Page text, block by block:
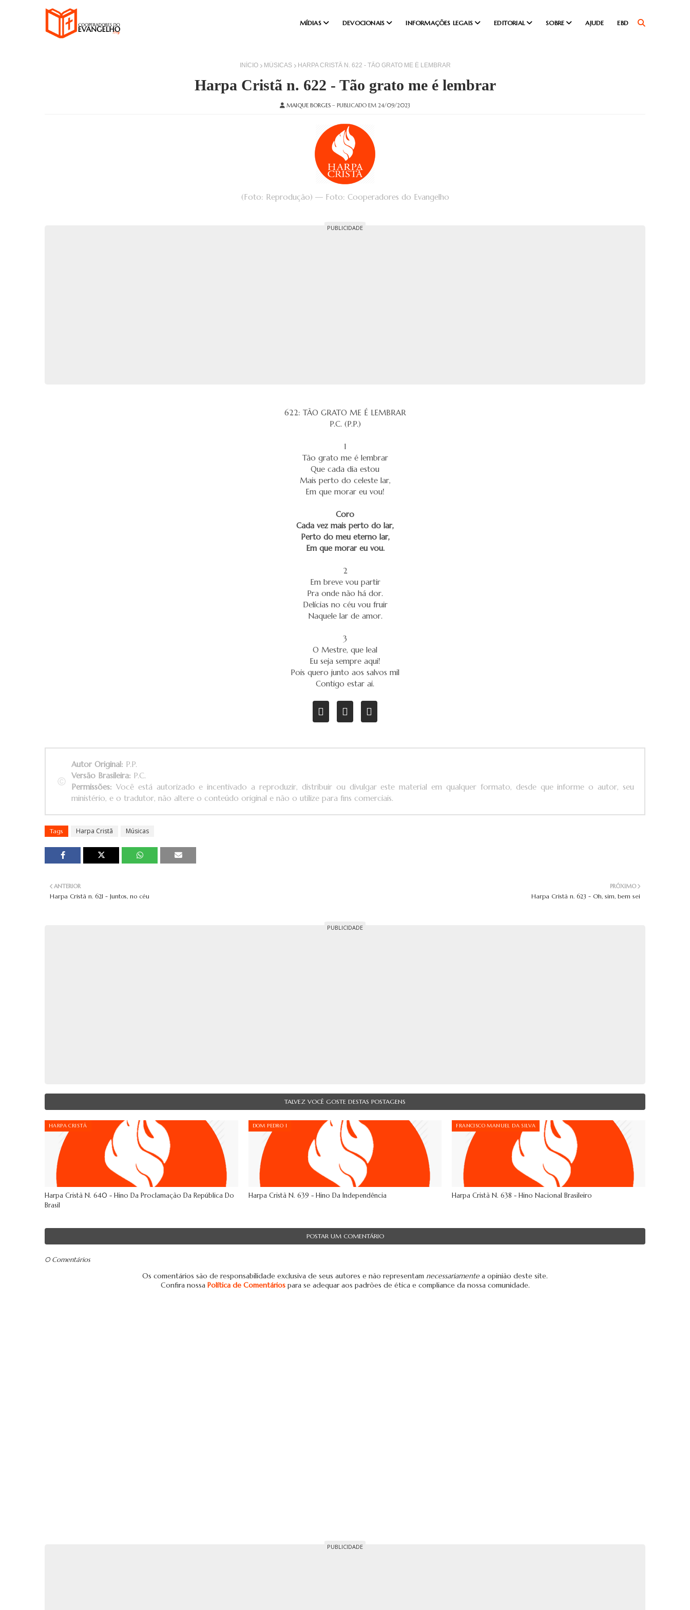
MÍDIAS DEVOCIONAIS INFORMAÇÕES LEGAIS EDITORIAL SOBRE AJUDE EBD
INÍCIO MÚSICAS HARPA CRISTÃ N. 622 - TÃO GRATO ME É LEMBRAR
Harpa Cristã n. 622 - Tão grato me é lembrar
MAIQUE BORGES – PUBLICADO EM 24/09/2023
(Foto: Reprodução) — Foto: Cooperadores do Evangelho
622: TÃO GRATO ME É LEMBRAR
P.C. (P.P.)
1
Tão grato me é lembrar
Que cada dia estou
Mais perto do celeste lar,
Em que morar eu vou!
Coro
Cada vez mais perto do lar,
Perto do meu eterno lar,
Em que morar eu vou.
2
Em breve vou partir
Pra onde não há dor.
Delícias no céu vou fruir
Naquele lar de amor.
3
O Mestre, que leal
Eu seja sempre aqui!
Pois quero junto aos salvos mil
Contigo estar ai.
Autor Original: P.P.
Versão Brasileira: P.C.
Permissões: Você está autorizado e incentivado a reproduzir, distribuir ou divulgar este material em qualquer formato, desde que informe o autor, seu
ministério, e o tradutor, não altere o conteúdo original e não o utilize para fins comerciais.
Tags Harpa Cristã Músicas
PRÓXIMO
Harpa Cristã n. 623 - Oh, sim, bem sei
ANTERIOR
Harpa Cristã n. 621 - Juntos, no céu
TALVEZ VOCÊ GOSTE DESTAS POSTAGENS
HARPA CRISTÃ
Harpa Cristã N. 640 - Hino Da Proclamação Da República Do
Brasil
DOM PEDRO I
Harpa Cristã N. 639 - Hino Da Independência
FRANCISCO MANUEL DA SILVA
Harpa Cristã N. 638 - Hino Nacional Brasileiro
POSTAR UM COMENTÁRIO
0 Comentários
Os comentários são de responsabilidade exclusiva de seus autores e não representam necessariamentea opinião deste site.
Confira nossa Política de Comentáriospara se adequar aos padrões de ética e compliance da nossa comunidade.